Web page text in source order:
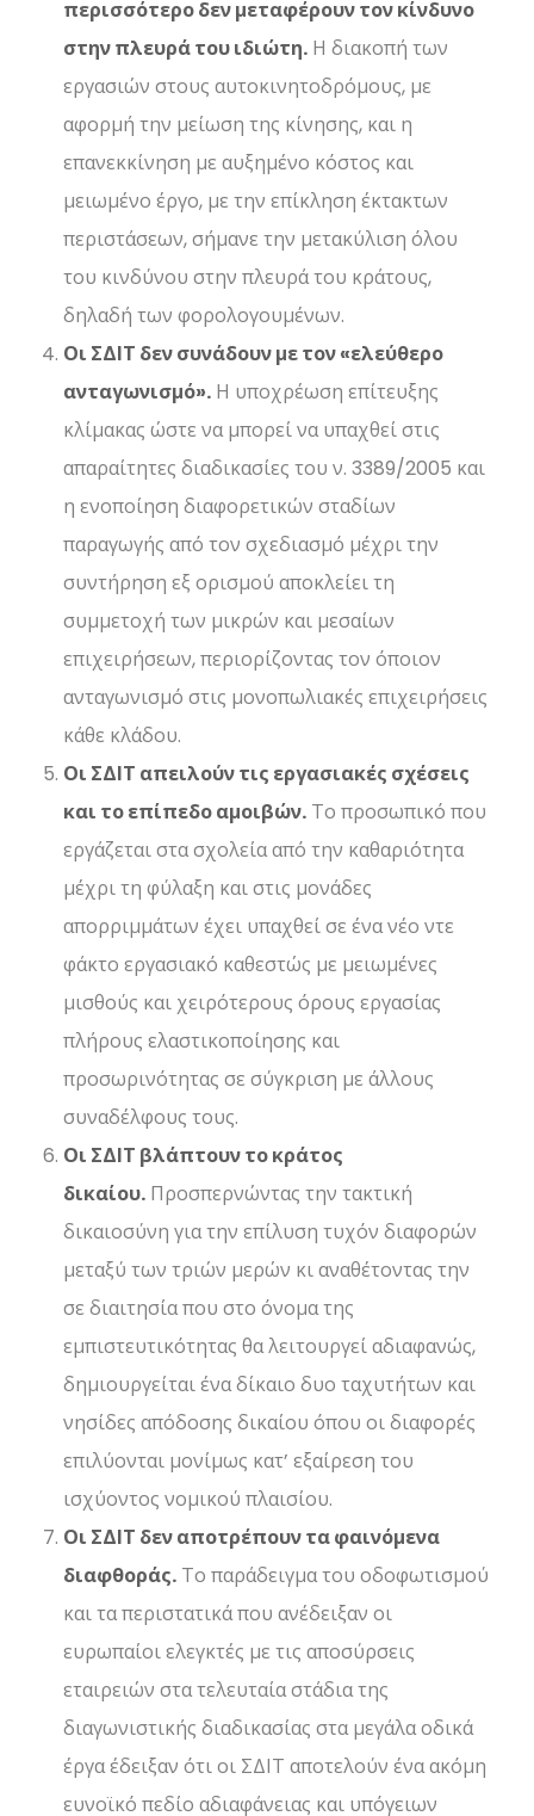
περισσότερο δεν μεταφέρουν τον κίνδυνο
στην πλευρά του ιδιώτη. Η διακοπή των
εργασιών στους αυτοκινητοδρόμους, με
αφορμή την μείωση της κίνησης, και η
επανεκκίνηση με αυξημένο κόστος και
μειωμένο έργο, με την επίκληση έκτακτων
περιστάσεων, σήμανε την μετακύλιση όλου
του κινδύνου στην πλευρά του κράτους,
δηλαδή των φορολογουμένων.
Οι ΣΔΙΤ δεν συνάδουν με τον «ελεύθερο
ανταγωνισμό». Η υποχρέωση επίτευξης
κλίμακας ώστε να μπορεί να υπαχθεί στις
απαραίτητες διαδικασίες του ν. 3389/2005 και
η ενοποίηση διαφορετικών σταδίων
παραγωγής από τον σχεδιασμό μέχρι την
συντήρηση εξ ορισμού αποκλείει τη
συμμετοχή των μικρών και μεσαίων
επιχειρήσεων, περιορίζοντας τον όποιον
ανταγωνισμό στις μονοπωλιακές επιχειρήσεις
κάθε κλάδου.
Οι ΣΔΙΤ απειλούν τις εργασιακές σχέσεις
και το επίπεδο αμοιβών. Το προσωπικό που
εργάζεται στα σχολεία από την καθαριότητα
μέχρι τη φύλαξη και στις μονάδες
απορριμμάτων έχει υπαχθεί σε ένα νέο ντε
φάκτο εργασιακό καθεστώς με μειωμένες
μισθούς και χειρότερους όρους εργασίας
πλήρους ελαστικοποίησης και
προσωρινότητας σε σύγκριση με άλλους
συναδέλφους τους.
Οι ΣΔΙΤ βλάπτουν το κράτος
δικαίου. Προσπερνώντας την τακτική
δικαιοσύνη για την επίλυση τυχόν διαφορών
μεταξύ των τριών μερών κι αναθέτοντας την
σε διαιτησία που στο όνομα της
εμπιστευτικότητας θα λειτουργεί αδιαφανώς,
δημιουργείται ένα δίκαιο δυο ταχυτήτων και
νησίδες απόδοσης δικαίου όπου οι διαφορές
επιλύονται μονίμως κατ’ εξαίρεση του
ισχύοντος νομικού πλαισίου.
Οι ΣΔΙΤ δεν αποτρέπουν τα φαινόμενα
διαφθοράς. Το παράδειγμα του οδοφωτισμού
και τα περιστατικά που ανέδειξαν οι
ευρωπαίοι ελεγκτές με τις αποσύρσεις
εταιρειών στα τελευταία στάδια της
διαγωνιστικής διαδικασίας στα μεγάλα οδικά
έργα έδειξαν ότι οι ΣΔΙΤ αποτελούν ένα ακόμη
ευνοϊκό πεδίο αδιαφάνειας και υπόγειων